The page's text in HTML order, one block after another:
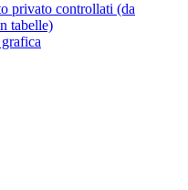
privato controllati (da
tabelle)